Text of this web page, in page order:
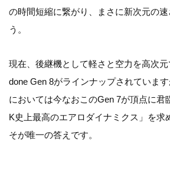
の時間短縮に繋がり、まさに新次元の
う。
現在、後継機として軽さと空力を高次
done Gen 8がラインナップされていま
においては今なおこのGen 7が頂点に君
K史上最高のエアロダイナミクス」を求
そが唯一の答えです。